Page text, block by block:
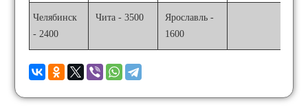
Челябинск
- 2400
Чита - 3500
Ярославль -
1600